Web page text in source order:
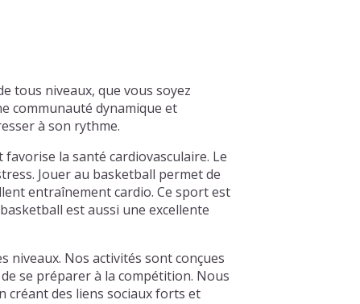
tous niveaux, que vous soyez
communauté dynamique et
à son rythme.
la santé cardiovasculaire. Le
Jouer au basketball permet de
entraînement cardio. Ce sport est
est aussi une excellente
niveaux. Nos activités sont conçues
se préparer à la compétition. Nous
créant des liens sociaux forts et